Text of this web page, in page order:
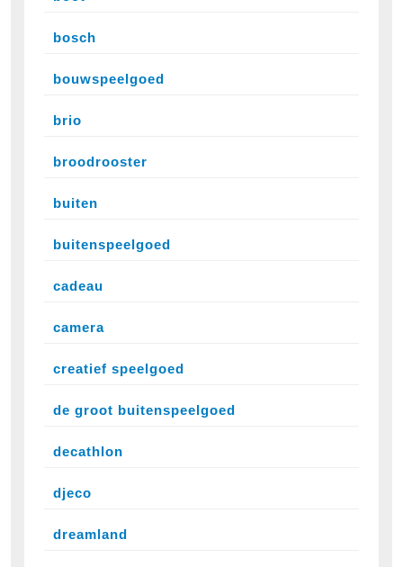
bosch
bouwspeelgoed
brio
broodrooster
buiten
buitenspeelgoed
cadeau
camera
creatief speelgoed
de groot buitenspeelgoed
decathlon
djeco
dreamland